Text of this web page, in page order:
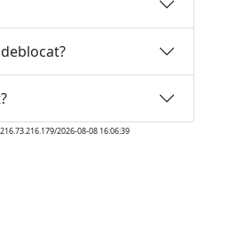
2026-08-08 16:06:39